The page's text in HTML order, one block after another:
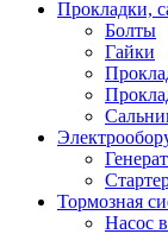
Прокладки,
Болты
Гайки
Тормозная
Насос